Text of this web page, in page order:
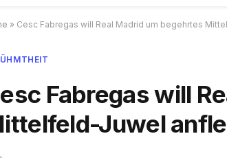
» Cesc Fabregas will Real Madrid um begehrtes
Fabregas will
Juwel